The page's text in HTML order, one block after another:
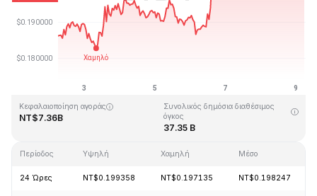
Τελευταία ενημέρωση στις: 2026-08-09, 05:46 GMT+0
Κεφαλαιοποίηση αγοράς
NT$7.36B
Συνολικός δημόσια διαθέσιμος
όγκος
37.35 B
Περίοδος Υψηλή Χαμηλή Μέσο
24 Ώρες NT$0.199358 NT$0.197135 NT$0.198247